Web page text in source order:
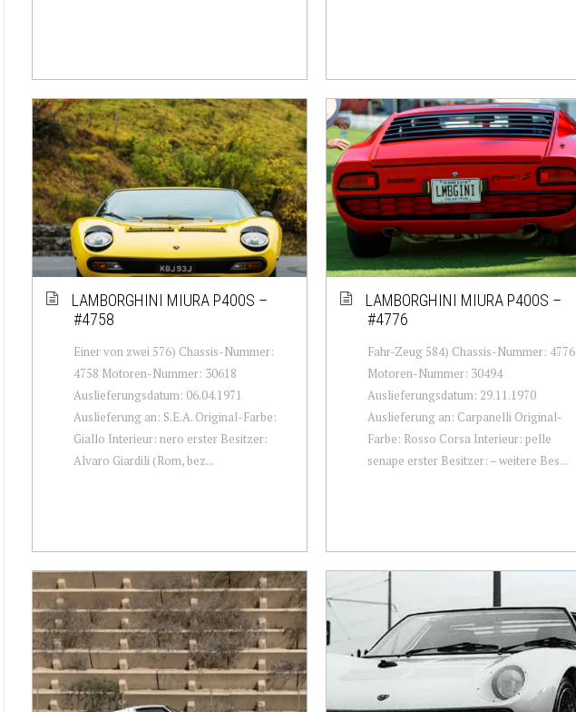
LAMBORGHINI MIURA P400S –
#4758
Einer von zwei 576) Chassis-Nummer:
4758 Motoren-Nummer: 30618
Auslieferungsdatum: 06.04.1971
Auslieferung an: S.E.A. Original-Farbe:
Giallo Interieur: nero erster Besitzer:
Alvaro Giardili (Rom, bez...
LAMBORGHINI MIURA P400S –
#4776
Fahr-Zeug 584) Chassis-Nummer: 4776
Motoren-Nummer: 30494
Auslieferungsdatum: 29.11.1970
Auslieferung an: Carpanelli Original-
Farbe: Rosso Corsa Interieur: pelle
senape erster Besitzer: – weitere Bes...